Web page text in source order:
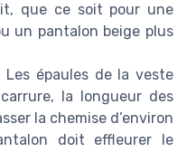
que ce soit pour une
un pantalon beige plus
Les épaules de la veste
la longueur des
la chemise d’environ
doit effleurer le